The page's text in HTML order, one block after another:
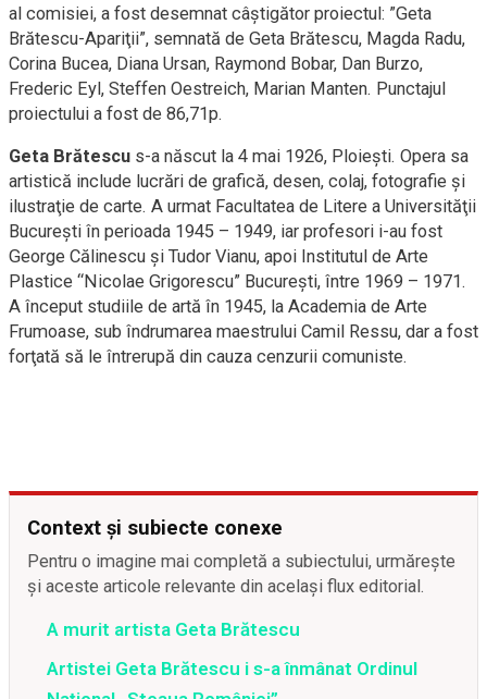
al comisiei, a fost desemnat câştigător proiectul: ”Geta
Brătescu-Apariţii”, semnată de Geta Brătescu, Magda Radu,
Corina Bucea, Diana Ursan, Raymond Bobar, Dan Burzo,
Frederic Eyl, Steffen Oestreich, Marian Manten. Punctajul
proiectului a fost de 86,71p.
Geta Brătescu s-a născut la 4 mai 1926, Ploieşti. Opera sa
artistică include lucrări de grafică, desen, colaj, fotografie şi
ilustraţie de carte. A urmat Facultatea de Litere a Universităţii
Bucureşti în perioada 1945 – 1949, iar profesori i-au fost
George Călinescu şi Tudor Vianu, apoi Institutul de Arte
Plastice “Nicolae Grigorescu” Bucureşti, între 1969 – 1971.
A început studiile de artă în 1945, la Academia de Arte
Frumoase, sub îndrumarea maestrului Camil Ressu, dar a fost
forţată să le întrerupă din cauza cenzurii comuniste.
Context și subiecte conexe
Pentru o imagine mai completă a subiectului, urmărește
și aceste articole relevante din același flux editorial.
A murit artista Geta Brătescu
Artistei Geta Brătescu i s-a înmânat Ordinul